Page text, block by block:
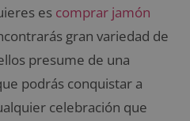
es comprar jamón
gran variedad de
presume de una
podrás conquistar a
celebración que